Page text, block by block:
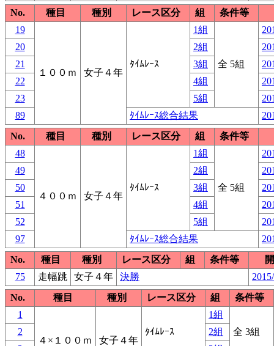
No.
種目 種別 レース区分 組
条件等
19
１００ｍ 女子４年
ﾀｲﾑﾚｰｽ
1組
全 5組
20
2組
21
3組
22
4組
23
5組
89
ﾀｲﾑﾚｰｽ総合結果
No.
種目 種別 レース区分 組
条件等
48
４００ｍ 女子４年
ﾀｲﾑﾚｰｽ
1組
全 5組
49
2組
50
3組
51
4組
52
5組
97
ﾀｲﾑﾚｰｽ総合結果
No.
種目 種別 レース区分 組 条件等
75
走幅跳 女子４年 決勝
No.
種目 種別 レース区分 組
条件等
1
４×１００ｍ 女子４年
ﾀｲﾑﾚｰｽ
1組
全 3組
2
2組